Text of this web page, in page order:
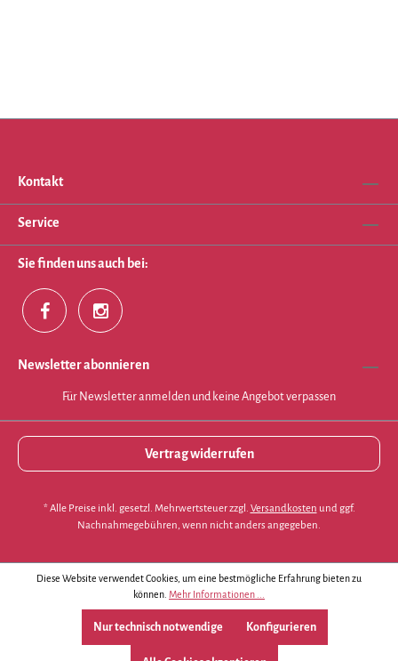
Kontakt
Service
Sie finden uns auch bei:
Newsletter abonnieren
Für Newsletter anmelden und keine Angebot verpassen
Vertrag widerrufen
* Alle Preise inkl. gesetzl. Mehrwertsteuer zzgl. Versandkosten und ggf.
Nachnahmegebühren, wenn nicht anders angegeben.
Diese Website verwendet Cookies, um eine bestmögliche Erfahrung bieten zu
können. Mehr Informationen ...
Nur technisch notwendige Konfigurieren